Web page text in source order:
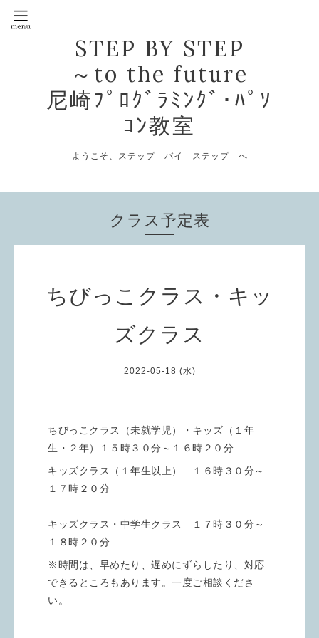
STEP BY STEP
～to the future
尼崎ﾌﾟﾛｸﾞﾗﾐﾝｸﾞ･ﾊﾟｿ
ｺﾝ教室
ようこそ、ステップ バイ ステップ へ
クラス予定表
ちびっこクラス・キッ
ズクラス
2022-05-18 (水)
ちびっこクラス（未就学児）・キッズ（１年
生・２年）１５時３０分～１６時２０分
キッズクラス（１年生以上） １６時３０分～
１７時２０分
キッズクラス・中学生クラス １７時３０分～
１８時２０分
※時間は、早めたり、遅めにずらしたり、対応
できるところもあります。一度ご相談くださ
い。